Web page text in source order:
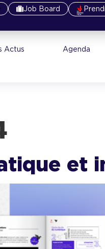
Job Board
Actus Agenda
et